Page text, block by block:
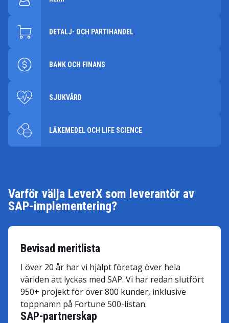
DETALJ- OCH PARTIHANDEL
BANK OCH FINANS
SJUKVÅRD
LÄKEMEDEL OCH LIFE SCIENCE
Varför välja LeverX som leverantör av
SAP-implementering?
Bevisad meritlista
I över 20 år har vi hjälpt företag över hela
världen att lyckas med SAP. Vi har redan slutfört
950+ projekt för över 800 kunder, inklusive
toppnamn på Fortune 500-listan.
SAP-partnerskap